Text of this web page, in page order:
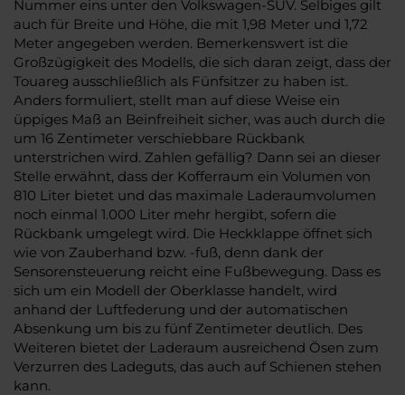
Nummer eins unter den Volkswagen-SUV. Selbiges gilt
auch für Breite und Höhe, die mit 1,98 Meter und 1,72
Meter angegeben werden. Bemerkenswert ist die
Großzügigkeit des Modells, die sich daran zeigt, dass der
Touareg ausschließlich als Fünfsitzer zu haben ist.
Anders formuliert, stellt man auf diese Weise ein
üppiges Maß an Beinfreiheit sicher, was auch durch die
um 16 Zentimeter verschiebbare Rückbank
unterstrichen wird. Zahlen gefällig? Dann sei an dieser
Stelle erwähnt, dass der Kofferraum ein Volumen von
810 Liter bietet und das maximale Laderaumvolumen
noch einmal 1.000 Liter mehr hergibt, sofern die
Rückbank umgelegt wird. Die Heckklappe öffnet sich
wie von Zauberhand bzw. -fuß, denn dank der
Sensorensteuerung reicht eine Fußbewegung. Dass es
sich um ein Modell der Oberklasse handelt, wird
anhand der Luftfederung und der automatischen
Absenkung um bis zu fünf Zentimeter deutlich. Des
Weiteren bietet der Laderaum ausreichend Ösen zum
Verzurren des Ladeguts, das auch auf Schienen stehen
kann.